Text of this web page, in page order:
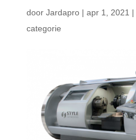
door Jardapro| apr 1, 2021 |
categorie